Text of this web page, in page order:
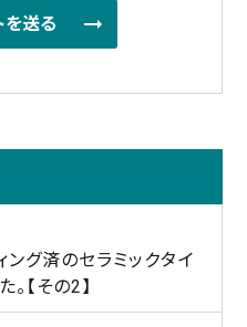
グ済のセラミックタイ
【その2】